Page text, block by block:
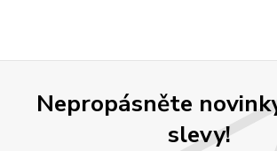
Nepropásněte
slevy!